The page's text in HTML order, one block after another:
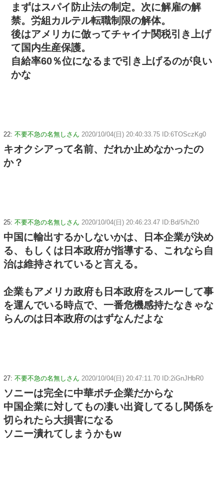
まずはスパイ防止法の制定。次に解雇の解
禁。労組カルテル転職制限の解体。
後はアメリカに倣ってチャイナ関税引き上げ
て国内生産保護。
自給率60％位になるまで引き上げるのが良い
かな
22: 不要不急の名無しさん 2020/10/04(日) 20:40:33.75 ID:6TOSczKg0
キオクシアって名前、だれか止めなかったの
か？
25: 不要不急の名無しさん 2020/10/04(日) 20:46:23.47 ID:Bd/5/hZt0
中国に輸出するかしないかは、日本企業が決め
る、もしくは日本政府が指導する、これなら自
治は維持されていると言える。
企業もアメリカ政府も日本政府をスルーして事
を運んでいる時点で、一番危機感持たなきゃな
らんのは日本政府のはずなんだよな
27: 不要不急の名無しさん 2020/10/04(日) 20:47:11.70 ID:2iGnJHbR0
ソニーは完全に中華ポチ企業だからな
中国企業に対してもの凄い出資してるし関係を
切られたら大損害になる
ソニー潰れてしまうかもw